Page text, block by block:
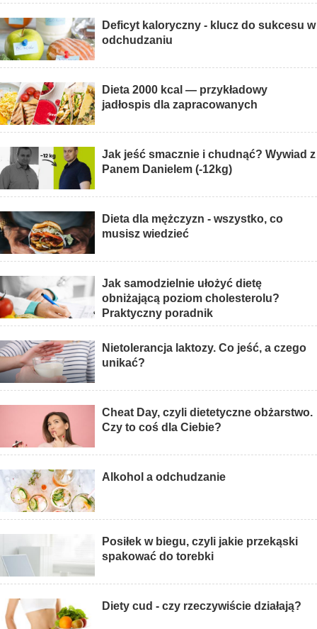
Deficyt kaloryczny - klucz do sukcesu w
odchudzaniu
Dieta 2000 kcal — przykładowy
jadłospis dla zapracowanych
Jak jeść smacznie i chudnąć? Wywiad z
Panem Danielem (-12kg)
Dieta dla mężczyzn - wszystko, co
musisz wiedzieć
Jak samodzielnie ułożyć dietę
obniżającą poziom cholesterolu?
Praktyczny poradnik
Nietolerancja laktozy. Co jeść, a czego
unikać?
Cheat Day, czyli dietetyczne obżarstwo.
Czy to coś dla Ciebie?
Alkohol a odchudzanie
Posiłek w biegu, czyli jakie przekąski
spakować do torebki
Diety cud - czy rzeczywiście działają?